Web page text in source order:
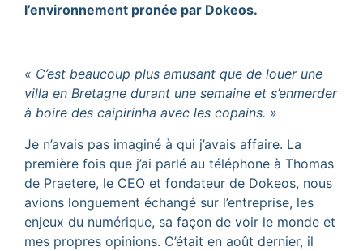
l’environnement pronée par Dokeos.
« C’est beaucoup plus amusant que de louer une
villa en Bretagne durant une semaine et s’enmerder
à boire des caipirinha avec les copains. »
Je n’avais pas imaginé à qui j’avais affaire. La
première fois que j’ai parlé au téléphone à Thomas
de Praetere, le CEO et fondateur de Dokeos, nous
avions longuement échangé sur l’entreprise, les
enjeux du numérique, sa façon de voir le monde et
mes propres opinions. C’était en août dernier, il